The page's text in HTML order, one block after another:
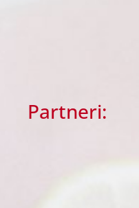
Partneri: